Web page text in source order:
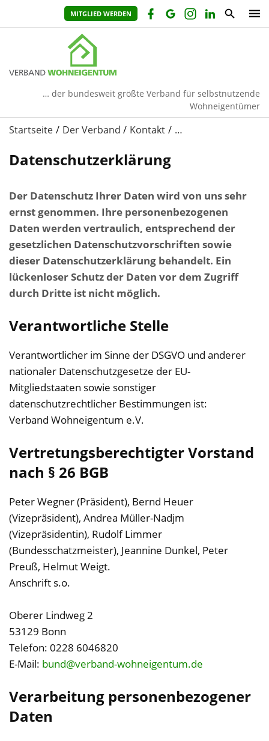
MITGLIED WERDEN
… der bundesweit größte Verband für selbstnutzende
Wohneigentümer
Startseite Der Verband Kontakt …
Datenschutzerklärung
Der Datenschutz Ihrer Daten wird von uns sehr
ernst genommen. Ihre personenbezogenen
Daten werden vertraulich, entsprechend der
gesetzlichen Datenschutzvorschriften sowie
dieser Datenschutzerklärung behandelt. Ein
lückenloser Schutz der Daten vor dem Zugriff
durch Dritte ist nicht möglich.
Verantwortliche Stelle
Verantwortlicher im Sinne der DSGVO und anderer
nationaler Datenschutzgesetze der EU-
Mitgliedstaaten sowie sonstiger
datenschutzrechtlicher Bestimmungen ist:
Verband Wohneigentum e.V.
Vertretungsberechtigter Vorstand
nach § 26 BGB
Peter Wegner (Präsident), Bernd Heuer
(Vizepräsident), Andrea Müller-Nadjm
(Vizepräsidentin), Rudolf Limmer
(Bundesschatzmeister), Jeannine Dunkel, Peter
Preuß, Helmut Weigt.
Anschrift s.o.
Oberer Lindweg 2
53129 Bonn
Telefon: 0228 6046820
E-Mail: bund@verband-wohneigentum.de
Verarbeitung personenbezogener
Daten